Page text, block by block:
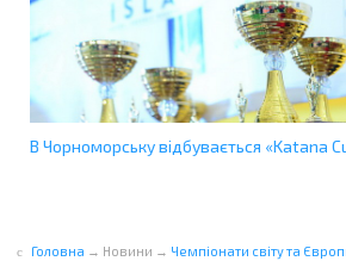
В Чорноморську відбувається «Katana
Головна → Новини → Чемпіонати світу та